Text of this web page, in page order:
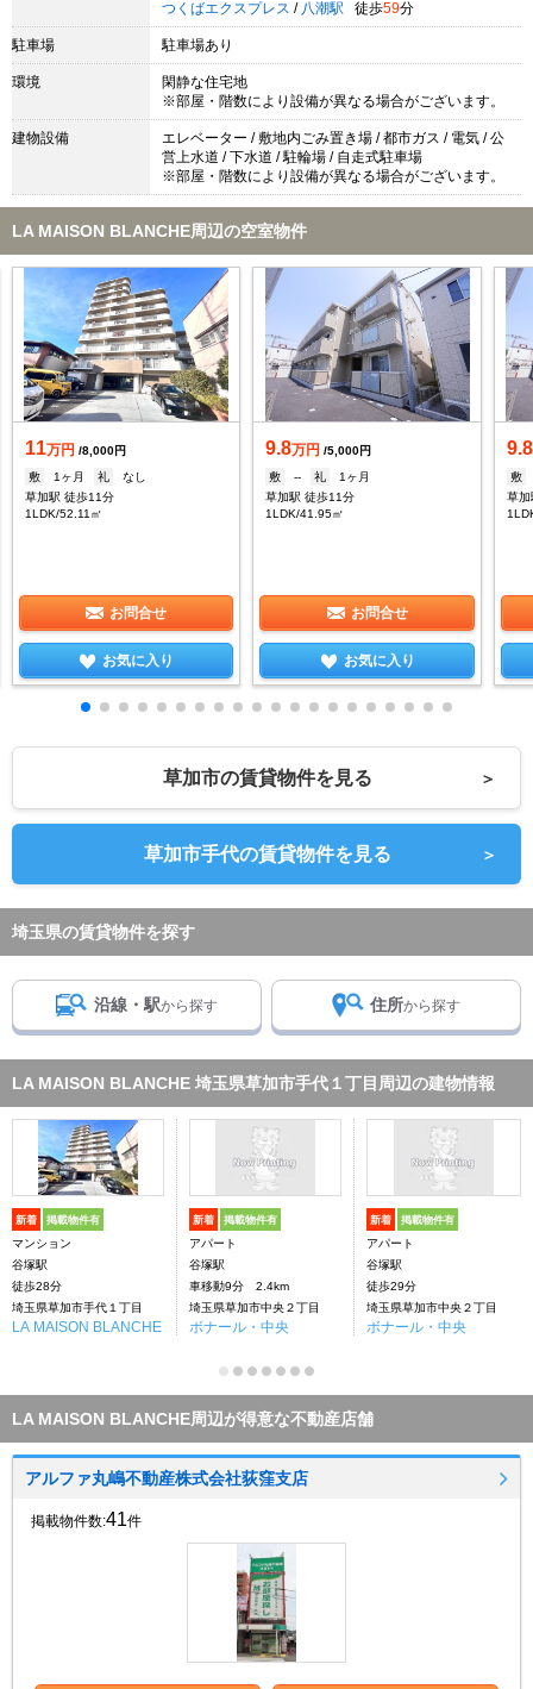
つくばエクスプレス / 八潮駅 徒歩59分
駐車場 駐車場あり
環境
閑静な住宅地
※部屋・階数により設備が異なる場合がございます。
建物設備
エレベーター / 敷地内ごみ置き場 / 都市ガス / 電気 / 公
営上水道 / 下水道 / 駐輪場 / 自走式駐車場
※部屋・階数により設備が異なる場合がございます。
LA MAISON BLANCHE周辺の空室物件
11万円 /8,000円
敷
1ヶ月 礼
なし
草加駅 徒歩11分
1LDK/52.11㎡
お問合せ
お気に入り
9.8万円 /5,000円
敷
-- 礼
1ヶ月
草加駅 徒歩11分
1LDK/41.95㎡
お問合せ
お気に入り
9.8
敷
草
草加市の賃貸物件を見る ＞
草加市手代の賃貸物件を見る ＞
埼玉県の賃貸物件を探す
沿線・駅から探す 住所から探す
LA MAISON BLANCHE 埼玉県草加市手代１丁目周辺の建物情報
新着 掲載物件有
マンション
谷塚駅
徒歩28分
埼玉県草加市手代１丁目
LA MAISON BLANCHE
新着 掲載物件有
アパート
谷塚駅
車移動9分 2.4km
埼玉県草加市中央２丁目
ボナール・中央
新着 掲載物件有
アパート
谷塚駅
徒歩29分
埼玉県草加市中央２丁目
ボナール・中央
LA MAISON BLANCHE周辺が得意な不動産店舗
アルファ丸嶋不動産株式会社荻窪支店
掲載物件数:41件